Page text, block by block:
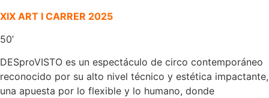
XIX ART I CARRER 2025
50’
DESproVISTO es un espectáculo de circo contemporáneo
reconocido por su alto nivel técnico y estética impactante,
una apuesta por lo flexible y lo humano, donde